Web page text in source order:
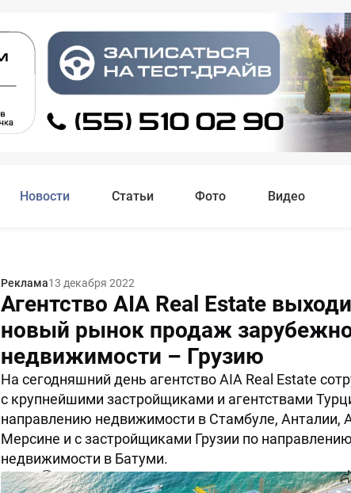
Новости Статьи Фото Видео
Реклама13 декабря 2022
Агентство AIA Real Estate
новый рынок продаж
недвижимости – Грузию
На сегодняшний день агентство AIA Real Estate
с крупнейшими застройщиками и агентствами
направлению недвижимости в Стамбуле, Анталии,
Мерсине и с застройщиками Грузии по направлению
недвижимости в Батуми.
1526 0